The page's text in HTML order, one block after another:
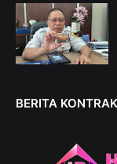
BERITA KONTRAK